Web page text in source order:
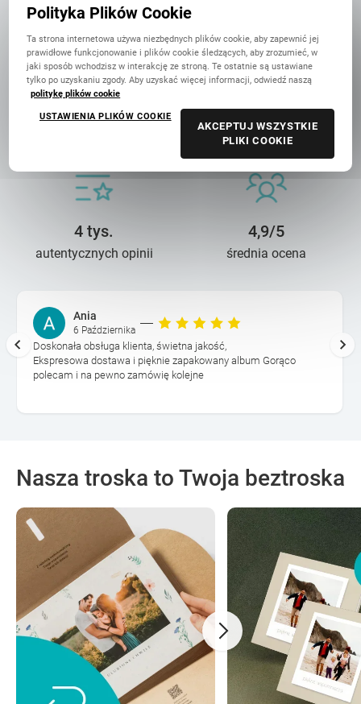
14 lat troski 90 mln+
wydrukowanych zdjęć
4 tys.
autentycznych opinii
4,9/5
średnia ocena
Ania
6 Października
Doskonała obsługa klienta, świetna jakość,
Ekspresowa dostawa i pięknie zapakowany album Gorąco
polecam i na pewno zamówię kolejne
Nasza troska to Twoja beztroska
Polityka Plików Cookie
Ta strona internetowa używa niezbędnych plików cookie, aby zapewnić jej
prawidłowe funkcjonowanie i plików cookie śledzących, aby zrozumieć, w
jaki sposób wchodzisz w interakcję ze stroną. Te ostatnie są ustawiane
tylko po uzyskaniu zgody. Aby uzyskać więcej informacji, odwiedź naszą
politykę plików cookie
USTAWIENIA PLIKÓW COOKIE
AKCEPTUJ WSZYSTKIE
PLIKI COOKIE